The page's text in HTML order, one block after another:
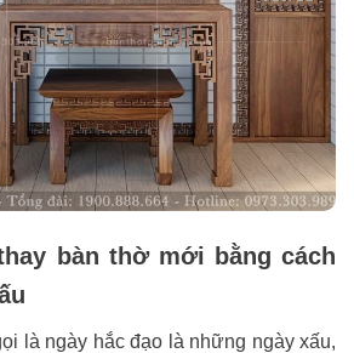
bàn thờ mới bằng cách
là ngày hắc đạo là những ngày xấu,